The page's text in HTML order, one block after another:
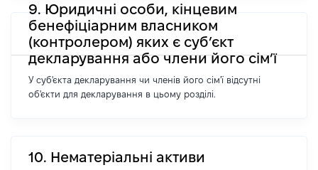
9. Юридичні особи, кінцевим
бенефіціарним власником
(контролером) яких є суб’єкт
декларування або члени його сім’ї
У суб'єкта декларування чи членів його сім'ї відсутні
об'єкти для декларування в цьому розділі.
10. Нематеріальні активи